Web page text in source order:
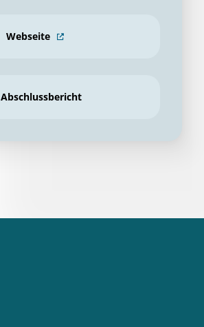
Webseite
Abschlussbericht